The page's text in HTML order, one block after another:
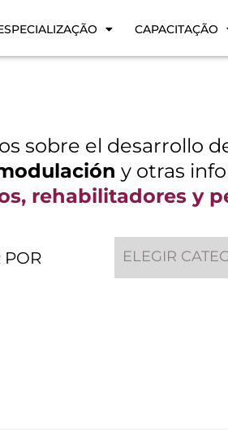
CAPACITAÇÃO
sobre el desarrollo
y otras
rehabilitadores y
POR ELEGIR